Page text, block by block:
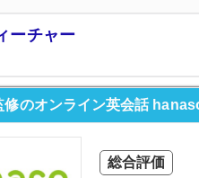
ーチャー
修のオンライン英会話
総合評価